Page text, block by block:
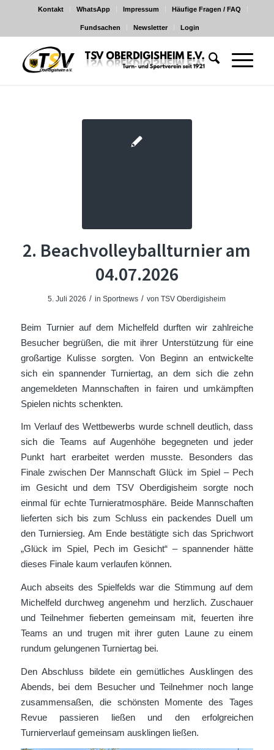
Kontakt WhatsApp Impressum Häufige Fragen / FAQ
Fundsachen Newsletter Login
2. Beachvolleyballturnier am
04.07.2026
5. Juli 2026 / inSportnews / vonTSV Oberdigisheim
Beim Turnier auf dem Michelfeld durften wir zahlreiche
Besucher begrüßen, die mit ihrer Unterstützung für eine
großartige Kulisse sorgten. Von Beginn an entwickelte
sich ein spannender Turniertag, an dem sich die zehn
angemeldeten Mannschaften in fairen und umkämpften
Spielen nichts schenkten.
Im Verlauf des Wettbewerbs wurde schnell deutlich, dass
sich die Teams auf Augenhöhe begegneten und jeder
Punkt hart erarbeitet werden musste. Besonders das
Finale zwischen Der Mannschaft Glück im Spiel – Pech
im Gesicht und dem TSV Oberdigisheim sorgte noch
einmal für echte Turnieratmosphäre. Beide Mannschaften
lieferten sich bis zum Schluss ein packendes Duell um
den Turniersieg. Am Ende bestätigte sich das Sprichwort
„Glück im Spiel, Pech im Gesicht“ – spannender hätte
dieses Finale kaum verlaufen können.
Auch abseits des Spielfelds war die Stimmung auf dem
Michelfeld durchweg angenehm und herzlich. Zuschauer
und Teilnehmer fieberten gemeinsam mit, feuerten ihre
Teams an und trugen mit ihrer guten Laune zu einem
rundum gelungenen Turniertag bei.
Den Abschluss bildete ein gemütliches Ausklingen des
Abends, bei dem Besucher und Teilnehmer noch lange
zusammensaßen, die schönsten Momente des Tages
Revue passieren ließen und den erfolgreichen
Turnierverlauf gemeinsam ausklingen ließen.